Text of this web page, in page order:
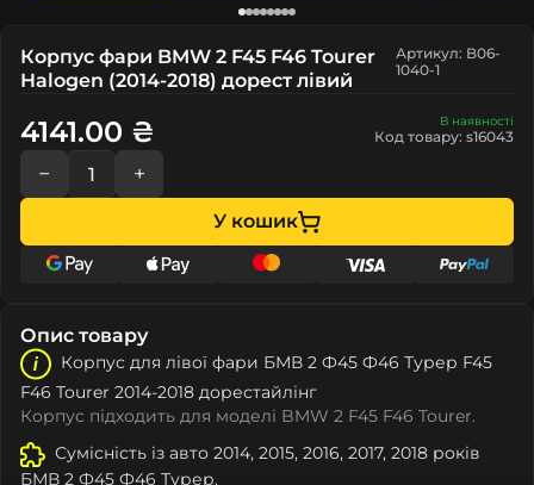
Корпус фари BMW 2 F45 F46 Tourer
Halogen (2014-2018) дорест лівий
Артикул: B06-
1040-1
В наявності
Код товару: s16043
4141.00 ₴
− +
У кошик
Опис товару
Корпус для лівої фари БМВ 2 Ф45 Ф46 Турер F45
F46 Tourer 2014-2018 дорестайлінг
Корпус підходить для моделі BMW 2 F45 F46 Tourer.
Сумісність із авто 2014, 2015, 2016, 2017, 2018 років
БМВ 2 Ф45 Ф46 Турер.